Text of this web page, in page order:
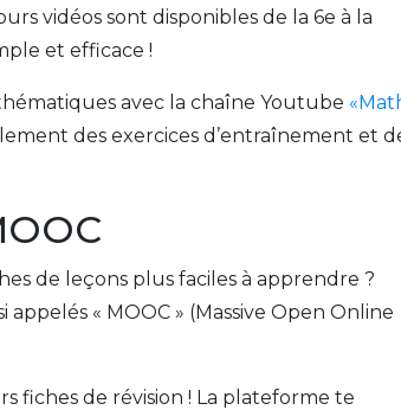
vidéos sont disponibles de la 6e à la
et efficace !
avec la chaîne Youtube
des exercices d’entraînement et
de leçons plus faciles à apprendre ?
« MOOC » (Massive Open Online
fiches de révision ! La plateforme te